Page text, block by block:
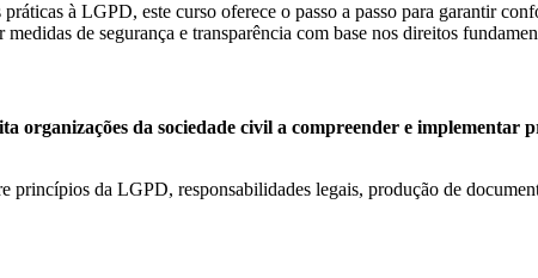
à LGPD, este curso oferece o passo a passo para garantir
de segurança e transparência com base nos direitos
da sociedade civil a compreender e implementar
da LGPD, responsabilidades legais, produção de